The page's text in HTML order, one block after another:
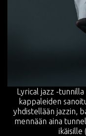
Lyrical jazz -
kappaleiden
yhdistellään jazzin,
mennään aina
ikäisille